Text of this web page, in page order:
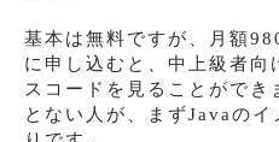
基本は無料ですが、月額
に申し込むと、中上級者向
スコードを見ることができ
とない人が、まずJavaの